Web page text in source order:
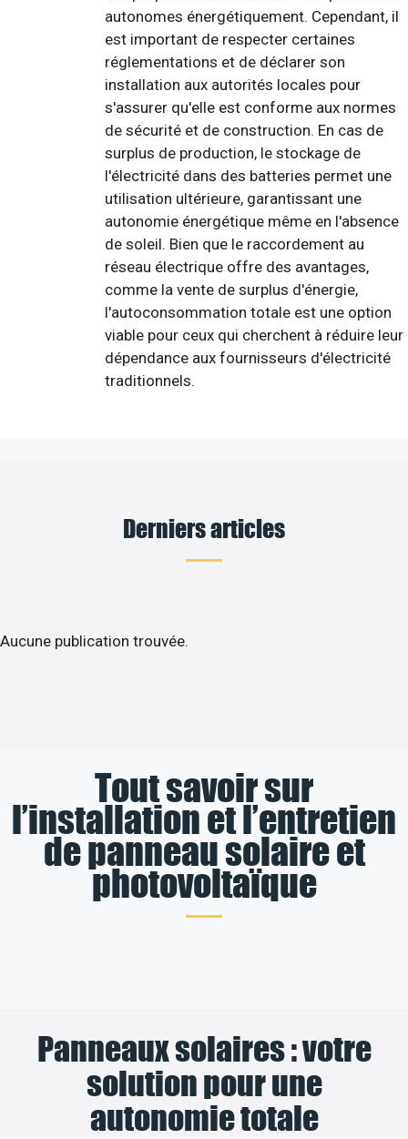
autonomes énergétiquement. Cependant, il
est important de respecter certaines
réglementations et de déclarer son
installation aux autorités locales pour
s'assurer qu'elle est conforme aux normes
de sécurité et de construction. En cas de
surplus de production, le stockage de
l'électricité dans des batteries permet une
utilisation ultérieure, garantissant une
autonomie énergétique même en l'absence
de soleil. Bien que le raccordement au
réseau électrique offre des avantages,
comme la vente de surplus d'énergie,
l'autoconsommation totale est une option
viable pour ceux qui cherchent à réduire leur
dépendance aux fournisseurs d'électricité
traditionnels.
Derniers articles
Aucune publication trouvée.
Tout savoir sur
l’installation et l’entretien
de panneau solaire et
photovoltaïque
Panneaux solaires : votre
solution pour une
autonomie totale